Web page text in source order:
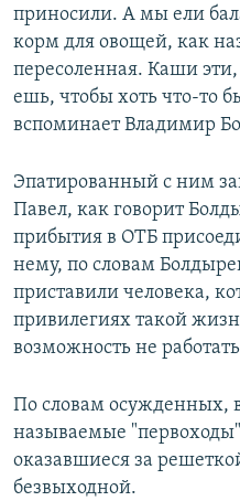
приносили. А мы ели
корм для овощей, как
пересоленная. Каши
ешь, чтобы хоть что-то
вспоминает Владимир
Эпатированный с ним
Павел, как говорит
прибытия в ОТБ
нему, по словам
приставили человека,
привилегиях такой
возможность не
По словам осужденных,
называемые
оказавшиеся за
безвыходной.